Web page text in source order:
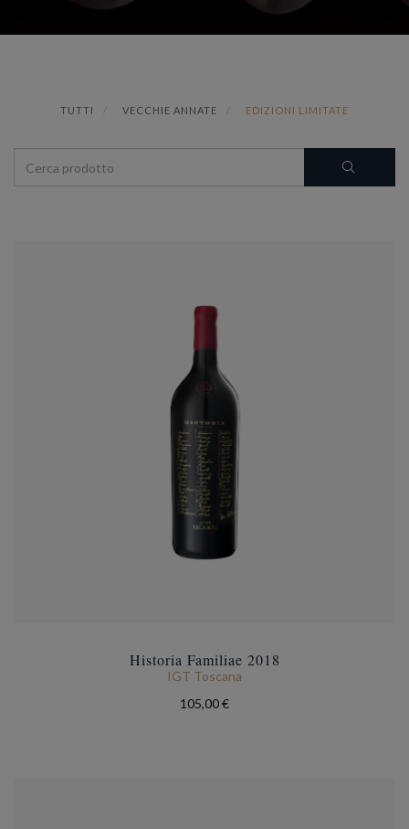
TUTTI VECCHIE ANNATE EDIZIONI LIMITATE
Historia Familiae 2018
IGT Toscana
105,00 €